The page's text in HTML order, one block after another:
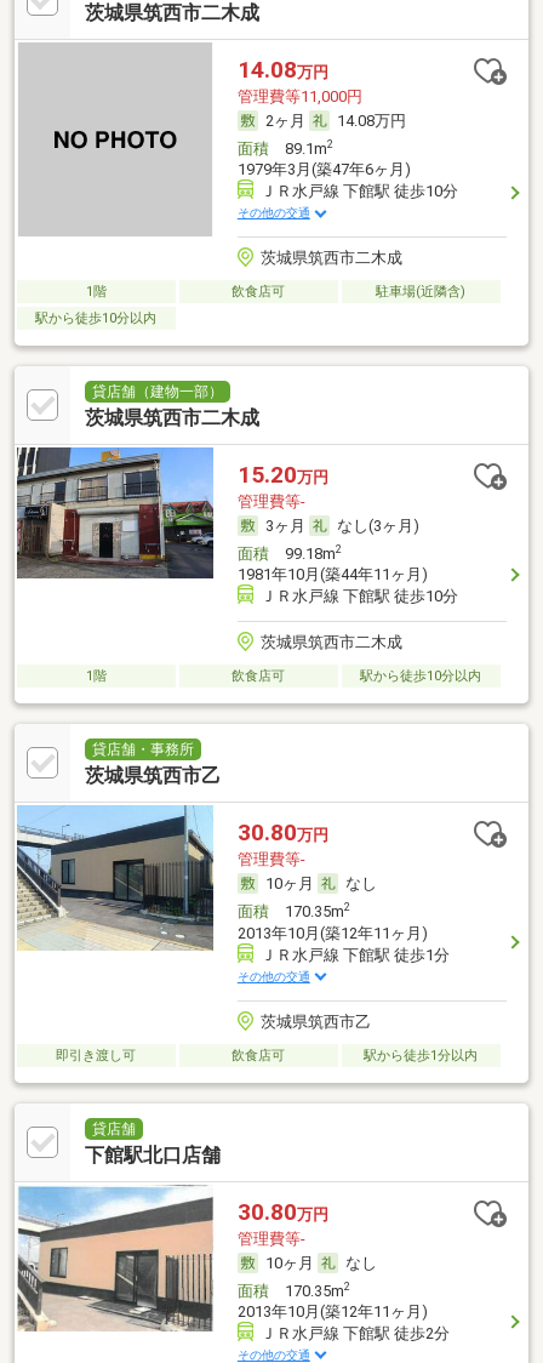
茨城県筑西市二木成
14.08万円
管理費等11,000円
2ヶ月
14.08万円
面積89.1m2
1979年3月(築47年6ヶ月)
ＪＲ水戸線 下館駅 徒歩10分
その他の交通
茨城県筑西市二木成
1階 飲食店可
駐車場(近隣含)
駅から徒歩10分以内
貸店舗（建物一部）
茨城県筑西市二木成
15.20万円
管理費等-
3ヶ月
なし(3ヶ月)
面積99.18m2
1981年10月(築44年11ヶ月)
ＪＲ水戸線 下館駅 徒歩10分
茨城県筑西市二木成
1階 飲食店可 駅から徒歩10分以内
貸店舗・事務所
茨城県筑西市乙
30.80万円
管理費等-
10ヶ月
なし
面積170.35m2
2013年10月(築12年11ヶ月)
ＪＲ水戸線 下館駅 徒歩1分
その他の交通
茨城県筑西市乙
即引き渡し可 飲食店可 駅から徒歩1分以内
貸店舗
下館駅北口店舗
30.80万円
管理費等-
10ヶ月
なし
面積170.35m2
2013年10月(築12年11ヶ月)
ＪＲ水戸線 下館駅 徒歩2分
その他の交通